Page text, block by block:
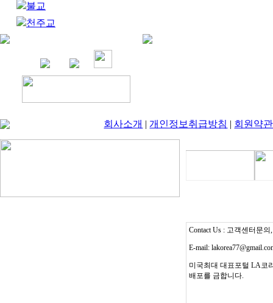
불교
천주교
회사소개 |개인정보취급방침 | 회원약관
Contact Us : 고객센터문의
E-mail:
미국최대 대표포털 LA코
배포를 금합니다.